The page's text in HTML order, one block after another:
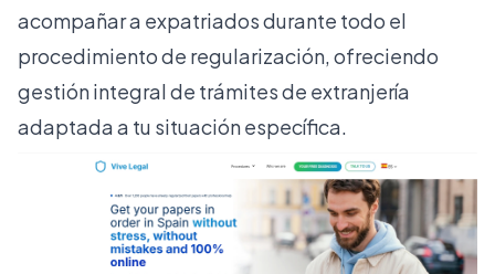
acompañar a expatriados durante todo el
procedimiento de regularización, ofreciendo
gestión integral de trámites de extranjería
adaptada a tu situación específica.